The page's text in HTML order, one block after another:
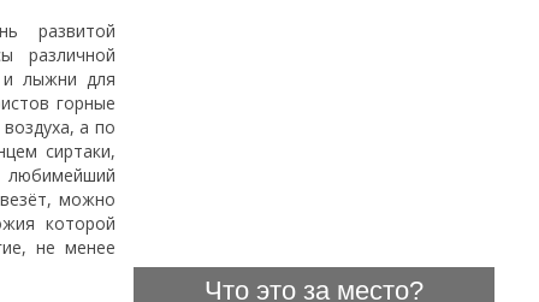
развитой
различной
и лыжни для
горные
а по
сиртаки,
любимейший
можно
которой
не менее
Что это за место?